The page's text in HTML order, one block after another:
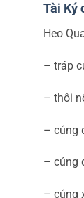
Tài Ký
Heo
– tráp
– thôi
– cúng
– cúng
– cúng